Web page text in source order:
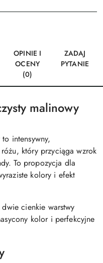
OPINIE I
OCENY
(0)
ZADAJ
PYTANIE
malinowy
intensywny,
który przyciąga wzrok
To propozycja dla
kolory i efekt
cienkie warstwy
kolor i perfekcyjne